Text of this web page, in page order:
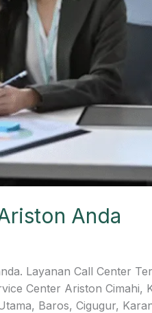
Anda
Layanan Call Center
Center Ariston Cimahi,
Baros, Cigugur,